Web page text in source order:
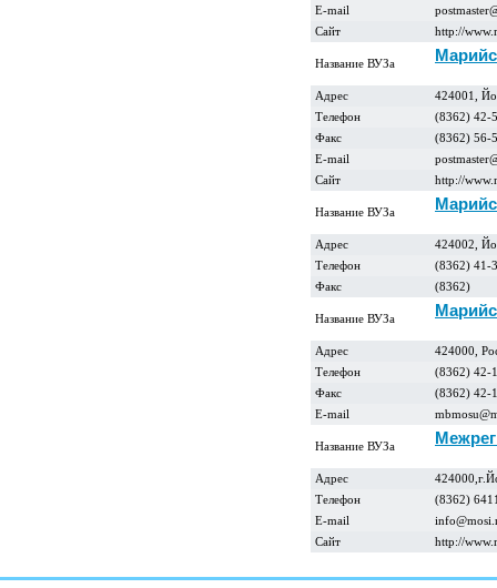
E-mail
Сайт
http://
Название ВУЗа
Адрес
424001,
Телефон
(8362) 42-
Факс
(8362) 56-
E-mail
Сайт
http://
Название ВУЗа
Адрес
424002,
Телефон
(8362) 41-
Факс
(8362)
Название ВУЗа
Адрес
424000,
Телефон
(8362) 42-
Факс
(8362) 42-
E-mail
Название ВУЗа
Адрес
Телефон
(8362)
E-mail
Сайт
http://